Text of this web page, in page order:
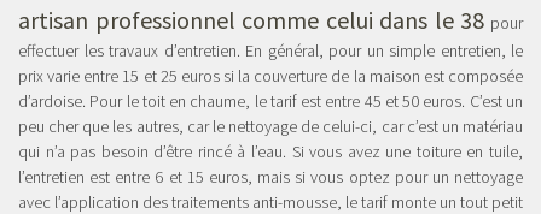
artisan professionnel comme celui dans le 38 pour
effectuer les travaux d’entretien. En général, pour un simple entretien, le
prix varie entre 15 et 25 euros si la couverture de la maison est composée
d’ardoise. Pour le toit en chaume, le tarif est entre 45 et 50 euros. C’est un
peu cher que les autres, car le nettoyage de celui-ci, car c’est un matériau
qui n’a pas besoin d’être rincé à l’eau. Si vous avez une toiture en tuile,
l’entretien est entre 6 et 15 euros, mais si vous optez pour un nettoyage
avec l’application des traitements anti-mousse, le tarif monte un tout petit